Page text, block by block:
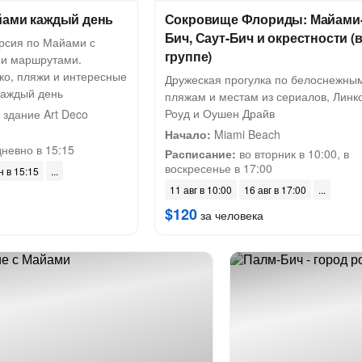
каждый день
по Майами с
маршрутами.
пляжи и интересные
день
Art Deco
в 15:15
в 15:15
Сокровище Флориды:
Бич, Саут-Бич и окрестности (в
группе)
Дружеская прогулка по
пляжам и местам из сериалов,
Роуд и Оушен Драйв
Начало: Miami Beach
Расписание: во вторник в 10:00, в
воскресенье в 17:00
11 авг в 10:00 16 авг в 17:00
$120за человека